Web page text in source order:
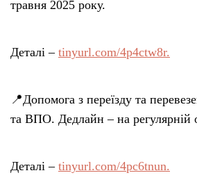
травня 2025 року.
Деталі – tinyurl.com/4p4ctw8r.
📍Допомога з переїзду та
та ВПО. Дедлайн – на регулярній
Деталі – tinyurl.com/4pc6tnun.